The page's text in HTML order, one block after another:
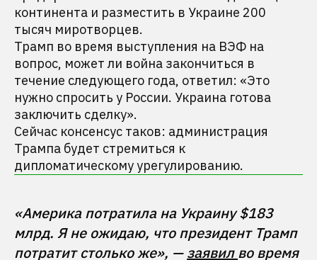
континента и разместить в Украине 200
тысяч миротворцев.
Трамп во время выступления на ВЭФ на
вопрос, может ли война закончиться в
течение следующего года, ответил: «Это
нужно спросить у России. Украина готова
заключить сделку».
Сейчас консенсус таков: администрация
Трампа будет стремиться к
дипломатическому урегулированию.
«Америка потратила на Украину $183
млрд. Я не ожидаю, что президент Трамп
потратит столько же», — заявил во время